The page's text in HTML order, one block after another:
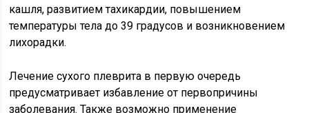
кашля, развитием тахикардии, повышением
температуры тела до 39 градусов и возникновением
лихорадки.
Лечение сухого плеврита в первую очередь
предусматривает избавление от первопричины
заболевания. Также возможно применение